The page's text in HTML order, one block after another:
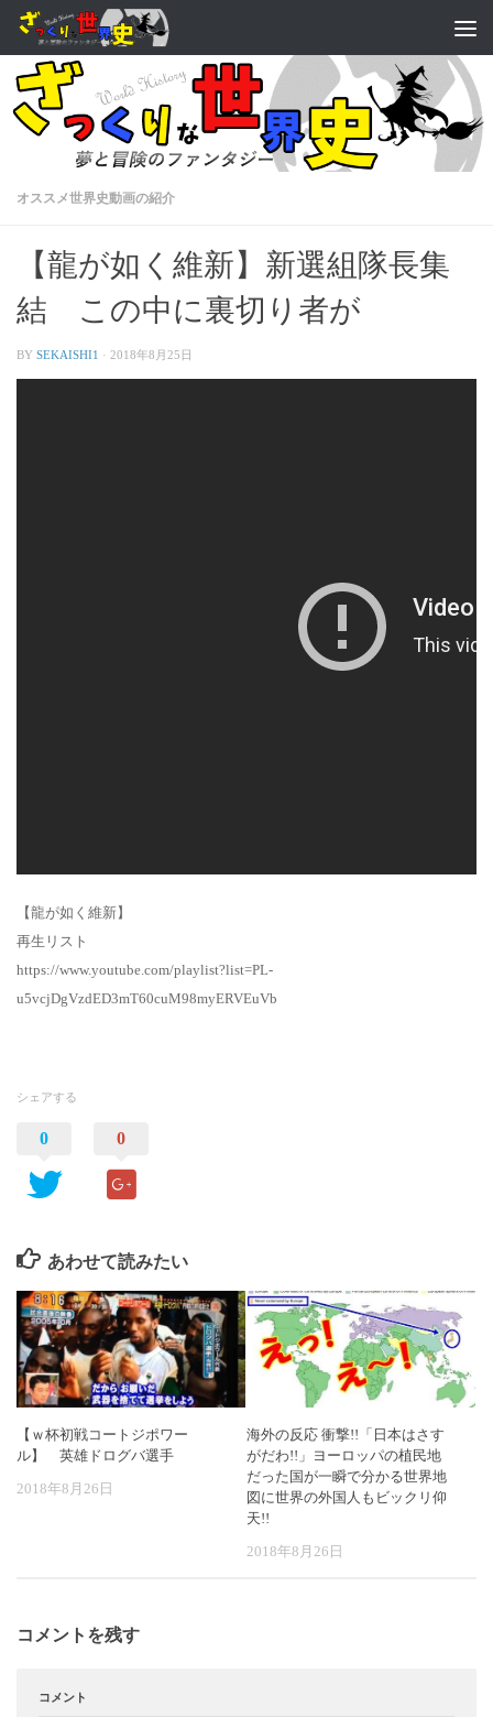
オススメ世界史動画の紹介
【龍が如く維新】新選組隊長集
結 この中に裏切り者が
BY SEKAISHI1 · 2018年8月25日
【龍が如く維新】
再生リスト
https://www.youtube.com/playlist?list=PL-
u5vcjDgVzdED3mT60cuM98myERVEuVb
シェアする
0 0
あわせて読みたい
【ｗ杯初戦コートジポワー
ル】 英雄ドログバ選手
2018年8月26日
海外の反応 衝撃!!「日本はさす
がだわ!!」ヨーロッパの植民地
だった国が一瞬で分かる世界地
図に世界の外国人もビックリ仰
天!!
2018年8月26日
コメントを残す
コメント